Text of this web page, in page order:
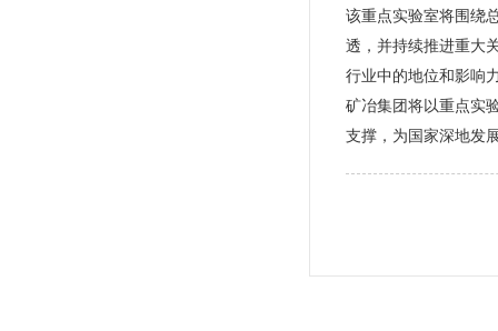
该重点实验室将围绕
透，并持续推进重大
行业中的地位和影响
矿冶集团将以重点实
支撑，为国家深地发